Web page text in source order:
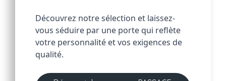
Découvrez notre sélection et laissez-
vous séduire par une porte qui reflète
votre personnalité et vos exigences de
qualité.